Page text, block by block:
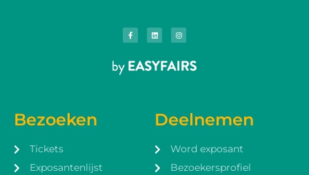
Bezoeken
Tickets
Exposantenlijst
Deelnemen
Word exposant
Bezoekersprofiel